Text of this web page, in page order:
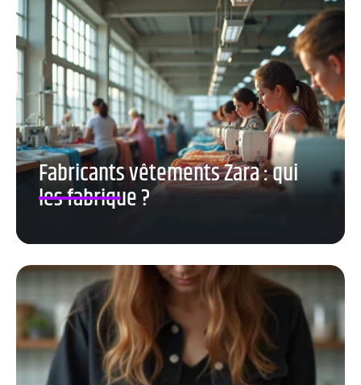
Fabricants vêtements Zara : qui
les fabrique ?